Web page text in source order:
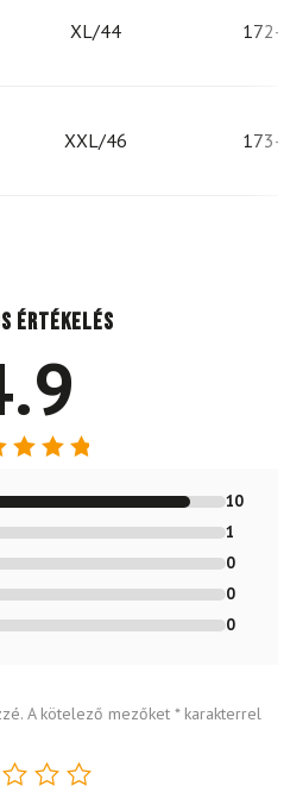
XL/44 172-
XXL/46 173-
értékelés
/ 5
10
1
0
0
0
A kötelező mezőket *karakterrel